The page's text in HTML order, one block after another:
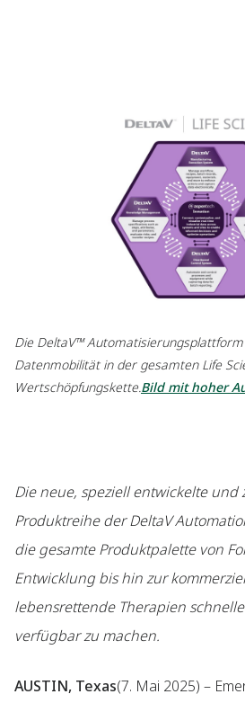
Die DeltaV™
Datenmobilität in der gesamten Life
Wertschöpfungskette.Bild mit hoher
Die neue, speziell entwickelte und
Produktreihe der DeltaV
die gesamte Produktpalette von
Entwicklung bis hin zur
lebensrettende Therapien
verfügbar zu machen.
AUSTIN, Texas(7. Mai 2025) –